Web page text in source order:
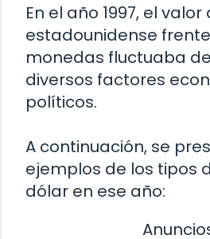
En el año 1997, el
estadounidense
monedas fluctuaba
diversos factores
políticos.
A continuación, se
ejemplos de los tipos
dólar en ese año: